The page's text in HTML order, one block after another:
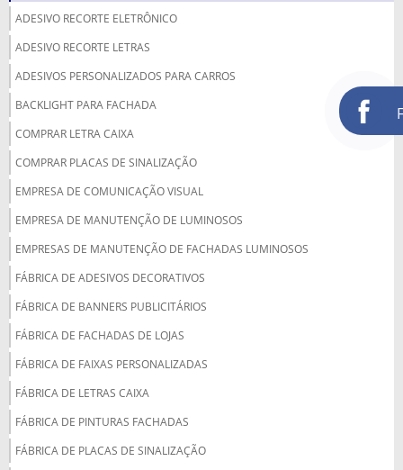
ADESIVO RECORTE ELETRÔNICO
ADESIVO RECORTE LETRAS
ADESIVOS PERSONALIZADOS PARA CARROS
BACKLIGHT PARA FACHADA
COMPRAR LETRA CAIXA
COMPRAR PLACAS DE SINALIZAÇÃO
EMPRESA DE COMUNICAÇÃO VISUAL
EMPRESA DE MANUTENÇÃO DE LUMINOSOS
EMPRESAS DE MANUTENÇÃO DE FACHADAS LUMINOSOS
FÁBRICA DE ADESIVOS DECORATIVOS
FÁBRICA DE BANNERS PUBLICITÁRIOS
FÁBRICA DE FACHADAS DE LOJAS
FÁBRICA DE FAIXAS PERSONALIZADAS
FÁBRICA DE LETRAS CAIXA
FÁBRICA DE PINTURAS FACHADAS
FÁBRICA DE PLACAS DE SINALIZAÇÃO